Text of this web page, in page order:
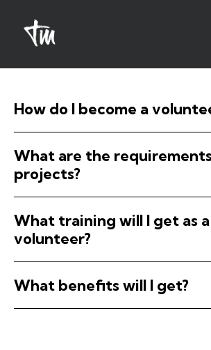
How do I become a
What are the
projects?
What training will I get as a
volunteer?
What benefits will I get?